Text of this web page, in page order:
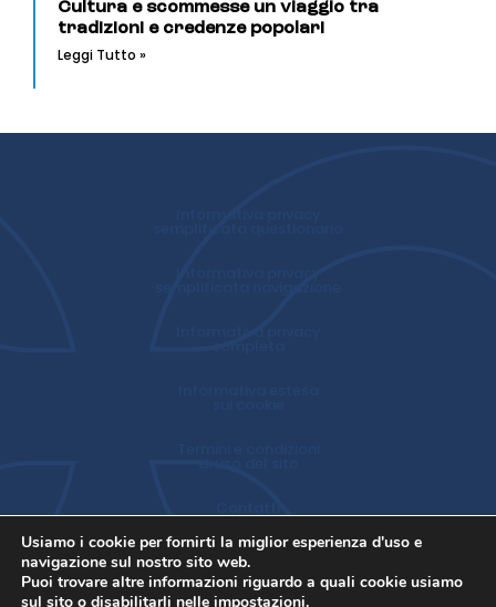
Cultura e scommesse un viaggio tra
tradizioni e credenze popolari
Leggi Tutto »
Usiamo i cookie per fornirti la miglior esperienza d'uso e
navigazione sul nostro sito web.
Puoi trovare altre informazioni riguardo a quali cookie usiamo
sul sito o disabilitarli nelle impostazioni.